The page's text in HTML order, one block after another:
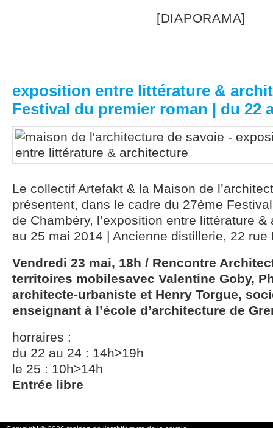
[DIAPORAMA]
exposition entre littérature &
Festival du premier roman | du 22
Le collectif Artefakt & la Maison de
présentent, dans le cadre du 27ème
de Chambéry, l’exposition entre littérature
au 25 mai 2014 | Ancienne distillerie, 22 rue
Vendredi 23 mai, 18h / Rencontre
territoires mobilesavec Valentine Goby,
architecte-urbaniste et Henry Torgue,
enseignant à l’école d’architecture de
horraires :
du 22 au 24 : 14h>19h
le 25 : 10h>14h
Entrée libre